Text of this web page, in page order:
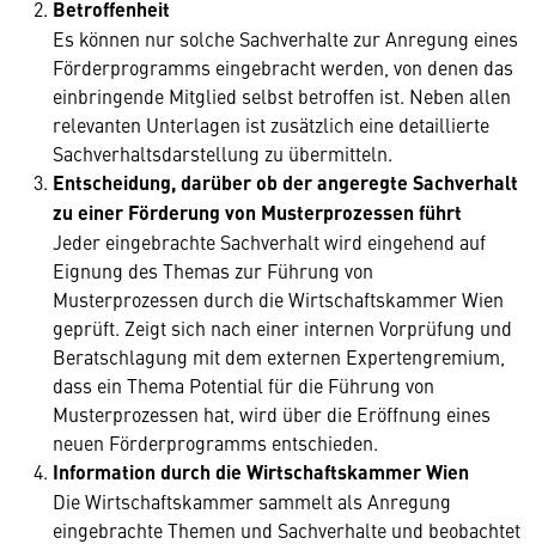
Betroffenheit
Es können nur solche Sachverhalte zur Anregung eines
Förderprogramms eingebracht werden, von denen das
einbringende Mitglied selbst betroffen ist. Neben allen
relevanten Unterlagen ist zusätzlich eine detaillierte
Sachverhaltsdarstellung zu übermitteln.
Entscheidung, darüber ob der angeregte Sachverhalt
zu einer Förderung von Musterprozessen führt
Jeder eingebrachte Sachverhalt wird eingehend auf
Eignung des Themas zur Führung von
Musterprozessen durch die Wirtschaftskammer Wien
geprüft. Zeigt sich nach einer internen Vorprüfung und
Beratschlagung mit dem externen Expertengremium,
dass ein Thema Potential für die Führung von
Musterprozessen hat, wird über die Eröffnung eines
neuen Förderprogramms entschieden.
Information durch die Wirtschaftskammer Wien
Die Wirtschaftskammer sammelt als Anregung
eingebrachte Themen und Sachverhalte und beobachtet